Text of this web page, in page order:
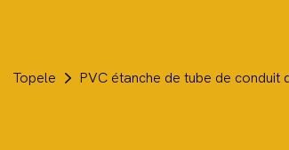
Topele PVC étanche de tube de conduit